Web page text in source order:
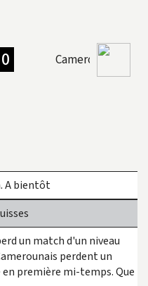
0 Cameroun
un match d'un niveau
perdent un
première mi-temps. Que
A bientôt